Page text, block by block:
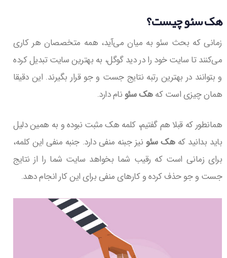
هک سئو چیست؟
زمانی که بحث سئو به میان می‌آید، همه متخصصان هر کاری
می‌کنند تا سایت خود را در دید گوگل، به بهترین سایت تبدیل کرده
و بتوانند در بهترین رتبه نتایج جست و جو قرار بگیرند. این دقیقا
همان چیزی است کههک سئو نام دارد.
همانطور که قبلا هم گفتیم، کلمه هک مثبت نبوده و به همین دلیل
باید بدانید کههک سئو نیز جبنه منفی دارد. جنبه منفی این کلمه،
برای زمانی است که رقیب شما بخواهد سایت شما را از نتایج
جست و جو حذف کرده و کارهای منفی برای این کار انجام دهد.